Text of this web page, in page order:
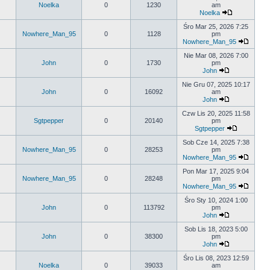
Noelka 0 1230
am
Noelka
Nowhere_Man_95 0 1128
Śro Mar 25, 2026 7:25
pm
Nowhere_Man_95
John 0 1730
Nie Mar 08, 2026 7:00
pm
John
John 0 16092
Nie Gru 07, 2025 10:17
am
John
Sgtpepper 0 20140
Czw Lis 20, 2025 11:58
pm
Sgtpepper
Nowhere_Man_95 0 28253
Sob Cze 14, 2025 7:38
pm
Nowhere_Man_95
Nowhere_Man_95 0 28248
Pon Mar 17, 2025 9:04
pm
Nowhere_Man_95
John 0 113792
Śro Sty 10, 2024 1:00
pm
John
John 0 38300
Sob Lis 18, 2023 5:00
pm
John
Noelka 0 39033
Śro Lis 08, 2023 12:59
am